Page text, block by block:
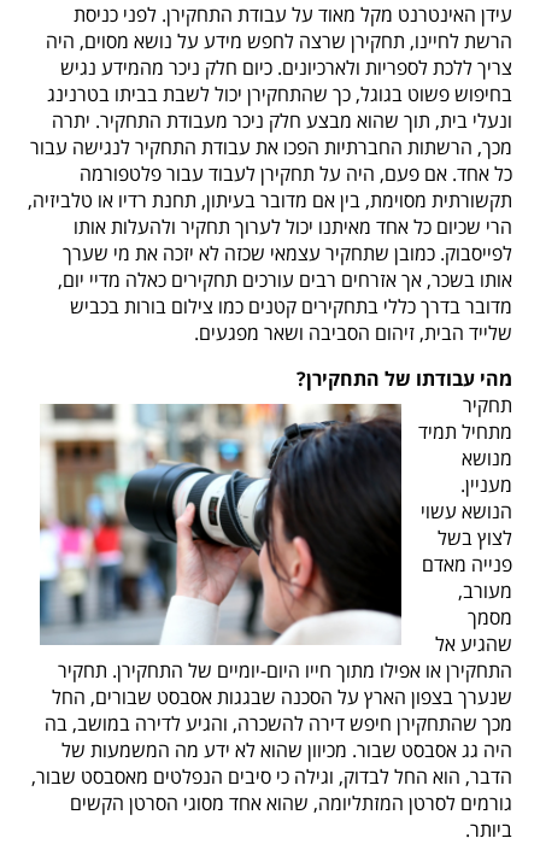
עידן האינטרנט מקל מאוד על עבודת התחקירן. לפני כניסת
הרשת לחיינו, תחקירן שרצה לחפש מידע על נושא מסוים, היה
צריך ללכת לספריות ולארכיונים. כיום חלק ניכר מהמידע נגיש
בחיפוש פשוט בגוגל, כך שהתחקירן יכול לשבת בביתו בטרנינג
ונעלי בית, תוך שהוא מבצע חלק ניכר מעבודת התחקיר. יתרה
מכך, הרשתות החברתיות הפכו את עבודת התחקיר לנגישה עבור
כל אחד. אם פעם, היה על תחקירן לעבוד עבור פלטפורמה
תקשורתית מסוימת, בין אם מדובר בעיתון, תחנת רדיו או טלביזיה,
הרי שכיום כל אחד מאיתנו יכול לערוך תחקיר ולהעלות אותו
לפייסבוק. כמובן שתחקיר עצמאי שכזה לא יזכה את מי שערך
אותו בשכר, אך אזרחים רבים עורכים תחקירים כאלה מדיי יום,
מדובר בדרך כללי בתחקירים קטנים כמו צילום בורות בכביש
שלייד הבית, זיהום הסביבה ושאר מפגעים.
מהי עבודתו של התחקירן?
תחקיר
מתחיל תמיד
מנושא
מעניין.
הנושא עשוי
לצוץ בשל
פנייה מאדם
מעורב,
מסמך
שהגיע אל
התחקירן או אפילו מתוך חייו היום-יומיים של התחקירן. תחקיר
שנערך בצפון הארץ על הסכנה שבגגות אסבסט שבורים, החל
מכך שהתחקירן חיפש דירה להשכרה, והגיע לדירה במושב, בה
היה גג אסבסט שבור. מכיוון שהוא לא ידע מה המשמעות של
הדבר, הוא החל לבדוק, וגילה כי סיבים הנפלטים מאסבסט שבור,
גורמים לסרטן המזתליומה, שהוא אחד מסוגי הסרטן הקשים
ביותר.